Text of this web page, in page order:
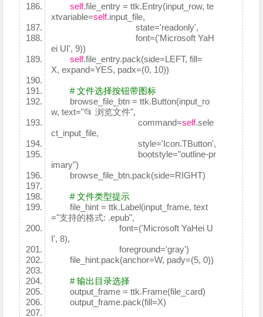
self.file_entry = ttk.Entry(input_row, te
xtvariable=self.input_file,
state='readonly',
font=('Microsoft YaH
ei UI', 9))
self.file_entry.pack(side=LEFT, fill=
X, expand=YES, padx=(0, 10))
# 文件选择按钮带图标
browse_file_btn = ttk.Button(input_ro
w, text="📂 浏览文件",
command=self.sele
ct_input_file,
style='Icon.TButton',
bootstyle="outline-pr
imary")
browse_file_btn.pack(side=RIGHT)
# 文件类型提示
file_hint = ttk.Label(input_frame, text
="支持的格式: .epub",
font=('Microsoft YaHei U
I', 8),
foreground='gray')
file_hint.pack(anchor=W, pady=(5, 0))
# 输出目录选择
output_frame = ttk.Frame(file_card)
output_frame.pack(fill=X)